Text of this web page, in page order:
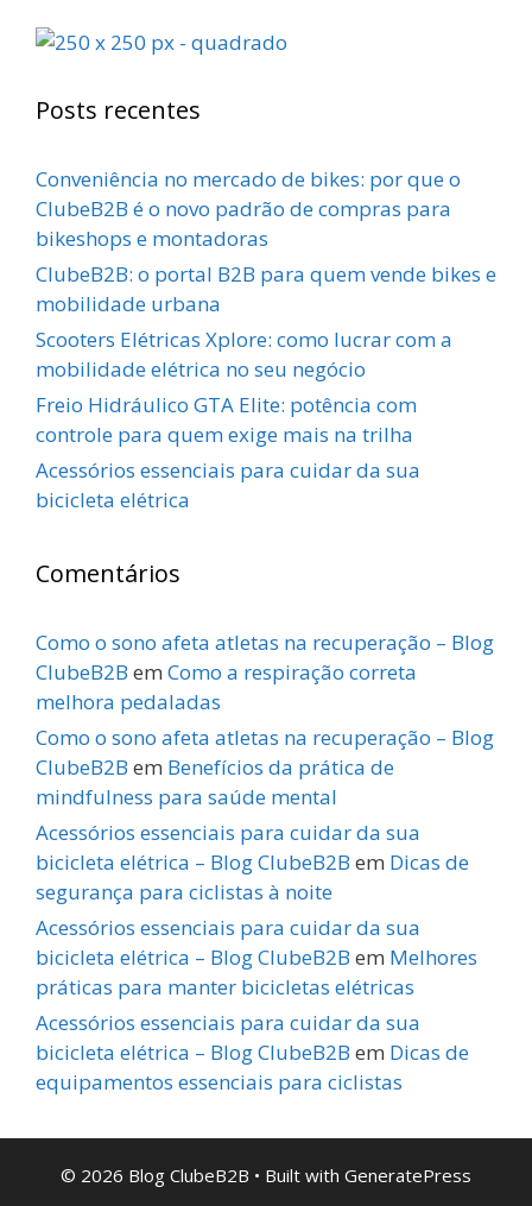
Posts recentes
Conveniência no mercado de bikes: por que o
ClubeB2B é o novo padrão de compras para
bikeshops e montadoras
ClubeB2B: o portal B2B para quem vende bikes e
mobilidade urbana
Scooters Elétricas Xplore: como lucrar com a
mobilidade elétrica no seu negócio
Freio Hidráulico GTA Elite: potência com
controle para quem exige mais na trilha
Acessórios essenciais para cuidar da sua
bicicleta elétrica
Comentários
Como o sono afeta atletas na recuperação – Blog
ClubeB2B em Como a respiração correta
melhora pedaladas
Como o sono afeta atletas na recuperação – Blog
ClubeB2B em Benefícios da prática de
mindfulness para saúde mental
Acessórios essenciais para cuidar da sua
bicicleta elétrica – Blog ClubeB2B em Dicas de
segurança para ciclistas à noite
Acessórios essenciais para cuidar da sua
bicicleta elétrica – Blog ClubeB2B em Melhores
práticas para manter bicicletas elétricas
Acessórios essenciais para cuidar da sua
bicicleta elétrica – Blog ClubeB2B em Dicas de
equipamentos essenciais para ciclistas
© 2026 Blog ClubeB2B • Built with GeneratePress